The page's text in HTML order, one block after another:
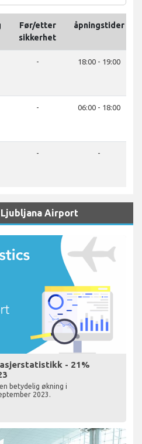
Før/etter
sikkerhet
åpningstider
- 18:00 - 19:00
- 06:00 - 18:00
- -
Airport
- 21%
betydelig økning i
2023.